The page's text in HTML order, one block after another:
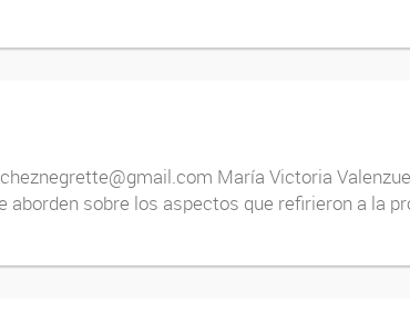
María Victoria
sobre los aspectos que refirieron a la